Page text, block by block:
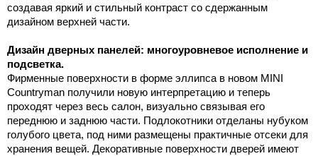
создавая яркий и стильный контраст со сдержанным
дизайном верхней части.
Дизайн дверных панелей: многоуровневое исполнение и
подсветка.
Фирменные поверхности в форме эллипса в новом MINI
Countryman получили новую интерпретацию и теперь
проходят через весь салон, визуально связывая его
переднюю и заднюю части. Подлокотники отделаны нубуком
голубого цвета, под ними размещены практичные отсеки для
хранения вещей. Декоративные поверхности дверей имеют